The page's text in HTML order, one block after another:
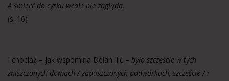
A śmierć do cyrku wcale nie zagląda.
(s. 16)
I chociaż – jak wspomina Delan Ilić – było szczęście w tych
zniszczonych domach / zapuszczonych podwórkach, szczęście / i